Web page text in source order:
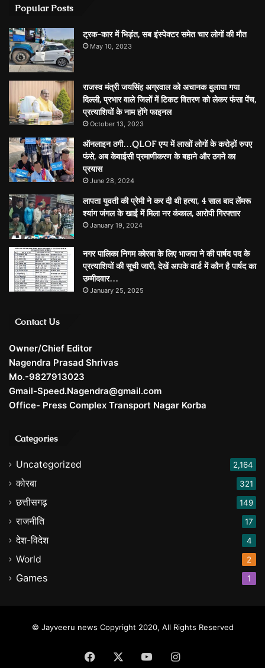
Popular Posts
ट्रक-कार में भिड़ंत, सब इंस्पेक्टर समेत चार लोगों की मौत
May 10, 2023
राजस्व मंत्री जयसिंह अग्रवाल को अचानक बुलाया गया
दिल्ली, प्रभार वाले जिलों में टिकट वितरण को लेकर फंसा पेंच,
प्रत्याशियों के नाम होंगे फाइनल
October 13, 2023
ऑनलाइन ठगी…QLOF एप्प में लाखों लोगों के करोड़ों रुपए
फंसे, अब केवाईसी प्रमाणीकरण के बहाने और ठगने का
प्रयास
June 28, 2024
लापता युवती की प्रेमी ने कर दी थी हत्या, 4 साल बाद लेंमरू
श्यांग जंगल के खाई में मिला नर कंकाल, आरोपी गिरफ्तार
January 19, 2024
नगर पालिका निगम कोरबा के लिए भाजपा ने की पार्षद पद के
प्रत्याशियों की सूची जारी, देखें आपके वार्ड में कौन है पार्षद का
उम्मीदवार…
January 25, 2025
Contact Us
Owner/Chief Editor
Nagendra Prasad Shrivas
Mo.-9827913023
Gmail-Speed.Nagendra@gmail.com
Office- Press Complex Transport Nagar Korba
Categories
Uncategorized 2,164
कोरबा 321
छत्तीसगढ़ 149
राजनीति 17
देश-विदेश 4
World 2
Games 1
© Jayveeru news Copyright 2020, All Rights Reserved
Facebook YouTubeInstagram